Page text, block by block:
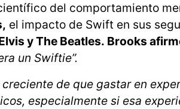
del comportamiento
el impacto de Swift en sus
y The Beatles. Brooks
un Swiftie”.
creciente de que gastar en
especialmente si esa